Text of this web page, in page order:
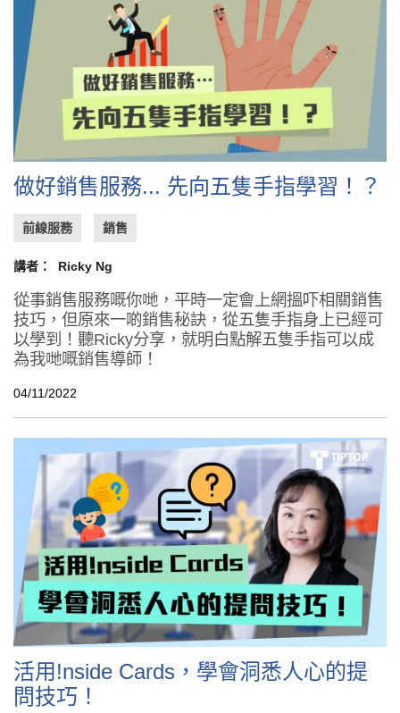
做好銷售服務... 先向五隻手指學習！？
前線服務 銷售
講者： Ricky Ng
從事銷售服務嘅你哋，平時一定會上網搵吓相關銷售
技巧，但原來一啲銷售秘訣，從五隻手指身上已經可
以學到！聽Ricky分享，就明白點解五隻手指可以成
為我哋嘅銷售導師！
04/11/2022
活用!nside Cards，學會洞悉人心的提
問技巧！